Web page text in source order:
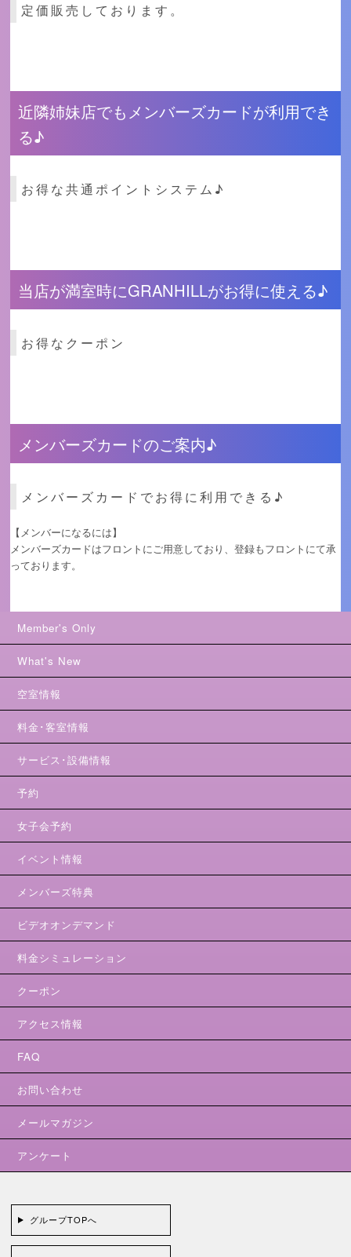
定価販売しております。
近隣姉妹店でもメンバーズカードが利用でき
る♪
お得な共通ポイントシステム♪
当店が満室時にGRANHILLがお得に使える♪
お得なクーポン
メンバーズカードのご案内♪
メンバーズカードでお得に利用できる♪
【メンバーになるには】
メンバーズカードはフロントにご用意しており、登録もフロントにて承
っております。
Member's Only
What's New
空室情報
料金･客室情報
サービス･設備情報
予約
女子会予約
イベント情報
メンバーズ特典
ビデオオンデマンド
料金シミュレーション
クーポン
アクセス情報
FAQ
お問い合わせ
メールマガジン
アンケート
グループTOPへ